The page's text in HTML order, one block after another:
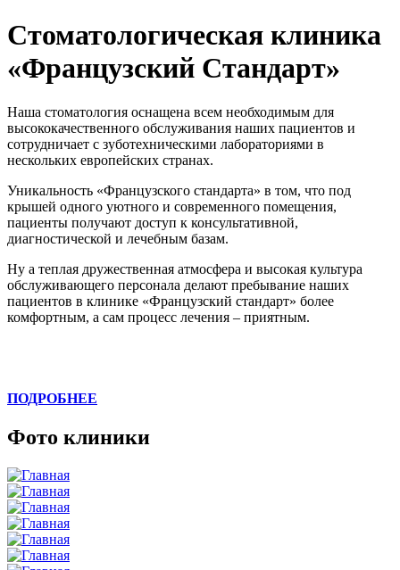
Стоматологическая клиника
«Французский Стандарт»
Наша стоматология оснащена всем необходимым для
высококачественного обслуживания наших пациентов и
сотрудничает с зуботехническими лабораториями в
нескольких европейских странах.
Уникальность «Французского стандарта» в том, что под
крышей одного уютного и современного помещения,
пациенты получают доступ к консультативной,
диагностической и лечебным базам.
Ну а теплая дружественная атмосфера и высокая культура
обслуживающего персонала делают пребывание наших
пациентов в клинике «Французский стандарт» более
комфортным, а сам процесс лечения – приятным.
ПОДРОБНЕЕ
Фото клиники